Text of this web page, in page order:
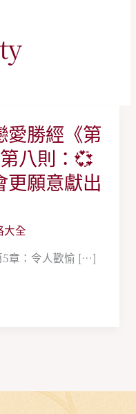
愛勝經《第
八則：💞
更願意獻出
大全
5章：令人歡愉 […]